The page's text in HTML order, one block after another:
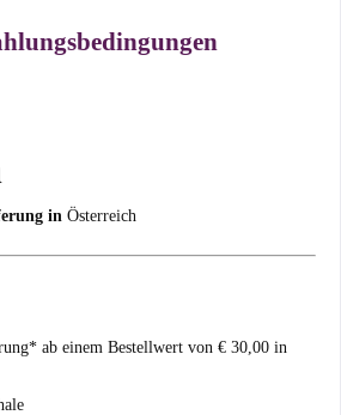
in Österreich
ab einem Bestellwert von € 30,00 in